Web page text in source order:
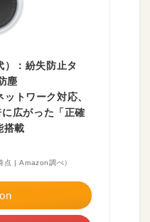
：紛失防止タ
塵
トワーク対応、
広がった「正確
搭載
| Amazon調べ）